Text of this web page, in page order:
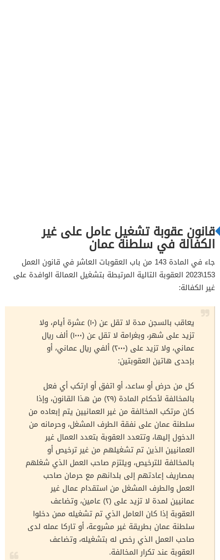
قانون عقوبة تشغيل عامل على غير
الكفالة في سلطنة عمان
جاء في المادة 143 من باب العقوبات العاشر في قانون العمل
153\2023 العقوبة التالية المرتبطة بتشغيل العمالة الوافدة على
غير الكفالة:
يعاقب بالسجن مدة لا تقل عن (١٠) عشرة أيام، ولا
تزيد على شهر، وبغرامة لا تقل عن (١٠٠٠) ألف ريال
عماني، ولا تزيد على (٢٠٠٠) ألفي ريال عماني، أو
بإحدى هاتين العقوبتين:
كل من حرض أو ساعد، أو اتفق أو ارتكب أي فعل
بالمخالفة لأحكام المادة (٢٩) من هذا القانون، وإذا
كان مرتكب المخالفة من غير العمانيين يتم إبعاده من
سلطنة عمان على نفقة الطرف المشغل، وحرمانه من
الدخول إليها، وتتعدد العقوبة بتعدد العمال غير
العمانيين الذين تم تشغيلهم من غير ترخيص أو
بالمخالفة للترخيص، ويلتزم صاحب العمل الذي شغلهم
بمصاريف إعادتهم إلى بلدانهم مع حرمان صاحب
العمل والطرف المشغل من استقدام عمال غير
عمانيين لمدة لا تزيد على (٢) عامين، وتضاعف
العقوبة إذا كان العامل الذي تم تشغيله ممن دخلوا
سلطنة عمان بطريقة غير مشروعة، أو تاركا عمله لدى
صاحب العمل الذي رخص له بتشغيله، وتضاعف
العقوبة عند تكرار المخالفة.